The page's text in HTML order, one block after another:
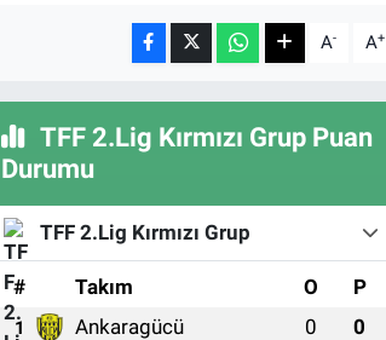
A- A+
TFF 2.Lig Kırmızı Grup Puan
Durumu
TFF 2.Lig Kırmızı Grup
# Takım O P
1 Ankaragücü 0 0